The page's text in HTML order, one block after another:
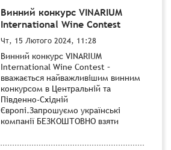
Винний конкурс VINARIUM
International Wine Contest
Чт, 15 Лютого 2024, 11:28
Винний конкурс VINARIUM
International Wine Contest –
вважається найважливішим винним
конкурсом в Центральній та
Південно-Східній
Європі.Запрошуємо українські
компанії БЕЗКОШТОВНО взяти